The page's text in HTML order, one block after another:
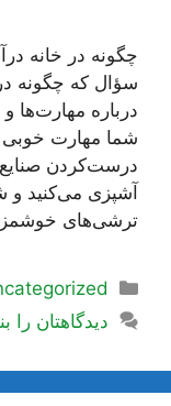
چگونه در خانه
سؤال که چگونه
درباره مهارت‌ها
شما مهارت
درست‌کردن
آشپزی می‌کنید و
ترشی‌های
دسته‌ها
دیدگاهتان را